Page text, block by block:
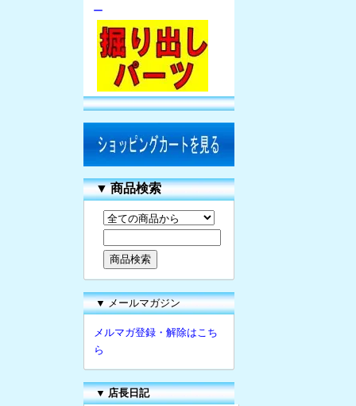
ー
▼商品検索
▼ メールマガジン
メルマガ登録・解除はこち
ら
▼ 店長日記